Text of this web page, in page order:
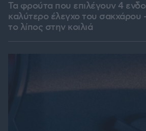
Τα φρούτα που επιλέγουν 4
καλύτερο έλεγχο του σακχάρου
το λίπος στην κοιλιά